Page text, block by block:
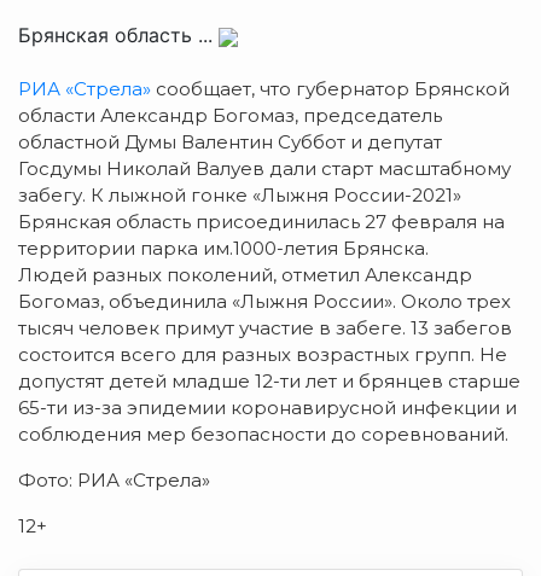
Брянская область ...
РИА «Стрела» сообщает, что губернатор Брянской
области Александр Богомаз, председатель
областной Думы Валентин Суббот и депутат
Госдумы Николай Валуев дали старт масштабному
забегу. К лыжной гонке «Лыжня России-2021»
Брянская область присоединилась 27 февраля на
территории парка им.1000-летия Брянска.
Людей разных поколений, отметил Александр
Богомаз, объединила «Лыжня России». Около трех
тысяч человек примут участие в забеге. 13 забегов
состоится всего для разных возрастных групп. Не
допустят детей младше 12-ти лет и брянцев старше
65-ти из-за эпидемии коронавирусной инфекции и
соблюдения мер безопасности до соревнований.
Фото: РИА «Стрела»
12+